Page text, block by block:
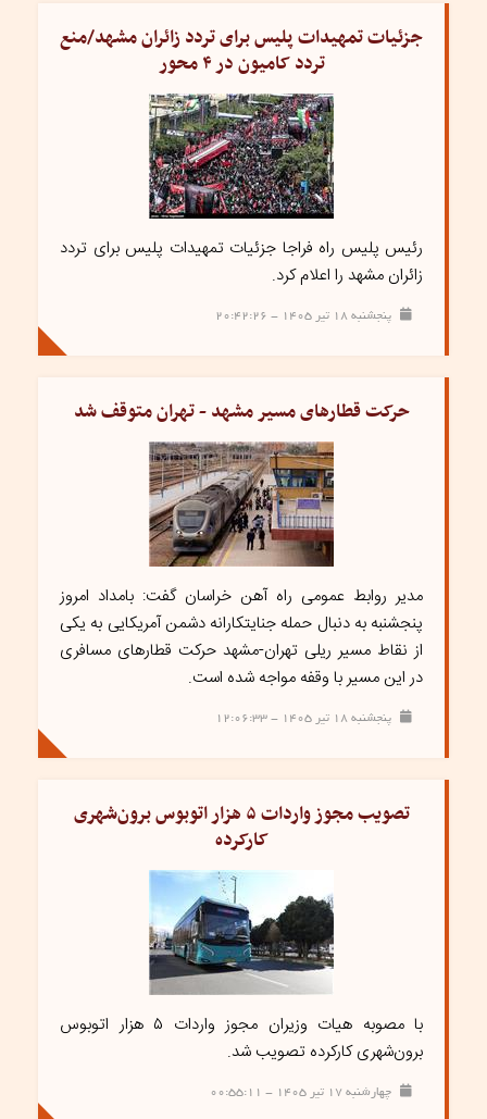
جزئیات تمهیدات پلیس برای تردد زائران مشهد/منع
تردد کامیون‌ در ۴ محور
رئیس پلیس راه فراجا جزئیات تمهیدات پلیس برای تردد
زائران مشهد را اعلام کرد.
پنجشنبه ۱۸ تیر ۱۴۰۵ - ۲۰:۴۲:۲۶
حرکت قطارهای مسیر مشهد - تهران متوقف شد
مدیر روابط عمومی راه آهن خراسان گفت: بامداد امروز
پنجشنبه به دنبال حمله جنایتکارانه دشمن آمریکایی به یکی
از ‌نقاط مسیر ریلی تهران-مشهد حرکت قطارهای مسافری
در این مسیر با وقفه مواجه شده است.
پنجشنبه ۱۸ تیر ۱۴۰۵ - ۱۲:۰۶:۳۳
تصویب مجوز واردات ۵ هزار اتوبوس برون‌شهری
کارکرده
با مصوبه هیات وزیران مجوز واردات ۵ هزار اتوبوس
برون‌شهری کارکرده تصویب شد.
چهارشنبه ۱۷ تیر ۱۴۰۵ - ۰۰:۵۵:۱۱